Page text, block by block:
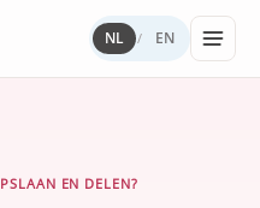
NL / EN
voor
telefoon.EN DELEN?